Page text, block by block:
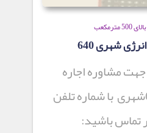
بالای 500 مترمکعب
شهری 640
مشاوره اجاره
بخاری انرژی 640شهری با شماره تلفن
تماس باشید: